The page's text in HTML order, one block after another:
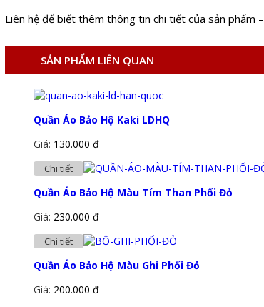
Liên hệ để biết thêm thông tin chi tiết của sản phẩm –
SẢN PHẨM LIÊN QUAN
Quần Áo Bảo Hộ Kaki LDHQ
Giá: 130.000 đ
Chi tiết
Quần Áo Bảo Hộ Màu Tím Than Phối Đỏ
Giá: 230.000 đ
Chi tiết
Quần Áo Bảo Hộ Màu Ghi Phối Đỏ
Giá: 200.000 đ